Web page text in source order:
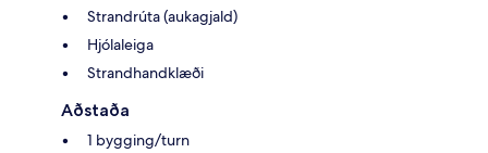
Strandrúta (aukagjald)
Hjólaleiga
Strandhandklæði
Aðstaða
1 bygging/turn